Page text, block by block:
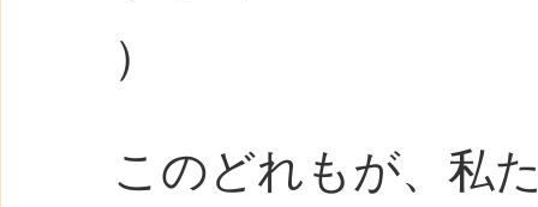
）
このどれもが、私